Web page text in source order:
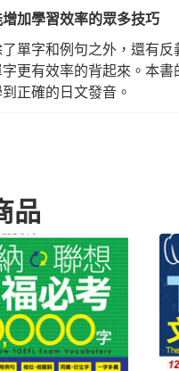
加學習效率的眾多技巧
單字和例句之外，還有
更有效率的背起來。本
正確的日文發音。
品